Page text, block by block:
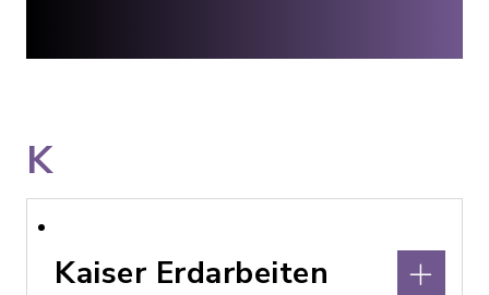
K
Kaiser Erdarbeiten